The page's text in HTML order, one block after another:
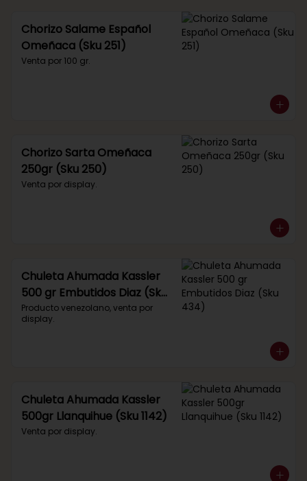
Chorizo Salame Español
Omeñaca (Sku 251)
Venta por 100 gr.
Chorizo Sarta Omeñaca
250gr (Sku 250)
Venta por display.
Chuleta Ahumada Kassler
500 gr Embutidos Diaz (Sku
434)
Producto venezolano, venta por
display.
Chuleta Ahumada Kassler
500gr Llanquihue (Sku 1142)
Venta por display.